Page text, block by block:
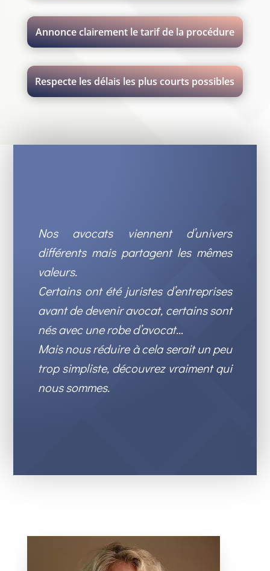
Annonce clairement le tarif de la procédure
Respecte les délais les plus courts possibles
Nos avocats viennent d’univers
différents mais partagent les mêmes
valeurs.
Certains ont été juristes d’entreprises
avant de devenir avocat, certains sont
nés avec une robe d’avocat…
Mais nous réduire à cela serait un peu
trop simpliste, découvrez vraiment qui
nous sommes.